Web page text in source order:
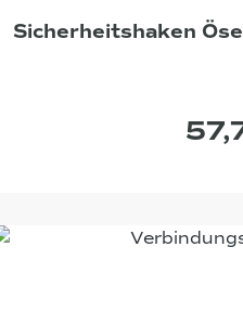
Sicherheitshaken